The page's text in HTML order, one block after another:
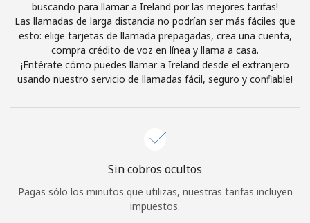
Iniciar Sesión
o
buscando para llamar a Ireland por las mejores tarifas!
Las llamadas de larga distancia no podrían ser más fáciles que
esto: elige tarjetas de llamada prepagadas, crea una cuenta,
compra crédito de voz en línea y llama a casa.
¡Entérate cómo puedes llamar a Ireland desde el extranjero
usando nuestro servicio de llamadas fácil, seguro y confiable!
Sin cobros ocultos
Pagas sólo los minutos que utilizas, nuestras tarifas incluyen
impuestos.